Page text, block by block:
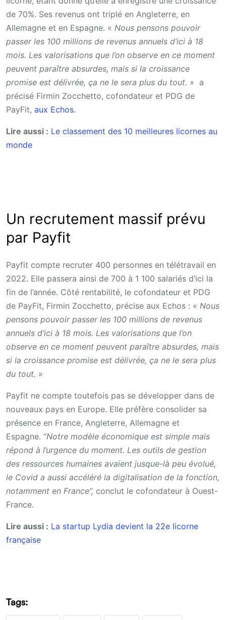
de 70%. Ses revenus ont triplé en Angleterre, en
Allemagne et en Espagne. « Nous pensons pouvoir
passer les 100 millions de revenus annuels d’ici à 18
mois. Les valorisations que l’on observe en ce moment
peuvent paraître absurdes, mais si la croissance
promise est délivrée, ça ne le sera plus du tout. » a
précisé Firmin Zocchetto, cofondateur et PDG de
PayFit, aux Echos.
Lire aussi : Le classement des 10 meilleures licornes au
monde
Un recrutement massif prévu
par Payfit
Payfit compte recruter 400 personnes en télétravail en
2022. Elle passera ainsi de 700 à 1 100 salariés d’ici la
fin de l’année. Côté rentabilité, le cofondateur et PDG
de PayFit, Firmin Zocchetto, précise aux Echos : « Nous
pensons pouvoir passer les 100 millions de revenus
annuels d’ici à 18 mois. Les valorisations que l’on
observe en ce moment peuvent paraître absurdes, mais
si la croissance promise est délivrée, ça ne le sera plus
du tout. »
Payfit ne compte toutefois pas se développer dans de
nouveaux pays en Europe. Elle préfère consolider sa
présence en France, Angleterre, Allemagne et
Espagne. “Notre modèle économique est simple mais
répond à l’urgence du moment. Les outils de gestion
des ressources humaines avaient jusque-là peu évolué,
le Covid a aussi accéléré la digitalisation de la fonction,
notamment en France”, conclut le cofondateur à Ouest-
France.
Lire aussi : La startup Lydia devient la 22e licorne
française
Tags: